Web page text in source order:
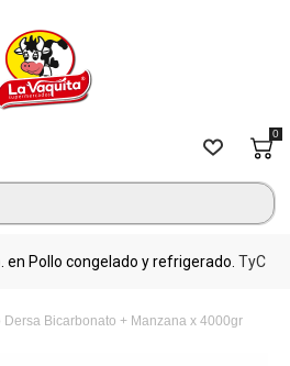
0
en Pollo congelado y refrigerado. TyC
Dersa Bicarbonato + Manzana x 4000gr